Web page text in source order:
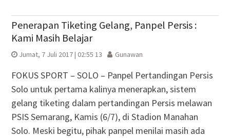
Penerapan Tiketing Gelang, Panpel Persis :
Kami Masih Belajar
Jumat, 7 Juli 2017 | 02:55 13 Gunawan
FOKUS SPORT – SOLO – Panpel Pertandingan Persis
Solo untuk pertama kalinya menerapkan, sistem
gelang tiketing dalam pertandingan Persis melawan
PSIS Semarang, Kamis (6/7), di Stadion Manahan
Solo. Meski begitu, pihak panpel menilai masih ada